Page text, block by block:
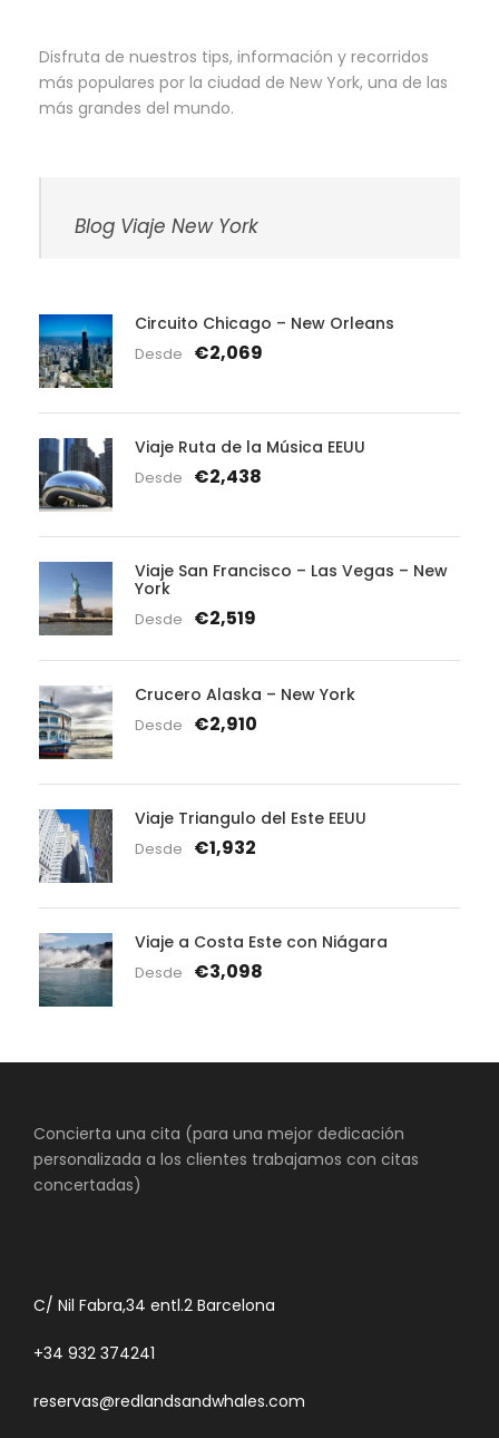
Disfruta de nuestros tips, información y recorridos
más populares por la ciudad de New York, una de las
más grandes del mundo.
Blog Viaje New York
Circuito Chicago – New Orleans
Desde €2,069
Viaje Ruta de la Música EEUU
Desde €2,438
Viaje San Francisco – Las Vegas – New
York
Desde €2,519
Crucero Alaska – New York
Desde €2,910
Viaje Triangulo del Este EEUU
Desde €1,932
Viaje a Costa Este con Niágara
Desde €3,098
Concierta una cita (para una mejor dedicación
personalizada a los clientes trabajamos con citas
concertadas)
C/ Nil Fabra,34 entl.2 Barcelona
+34 932 374241
reservas@redlandsandwhales.com